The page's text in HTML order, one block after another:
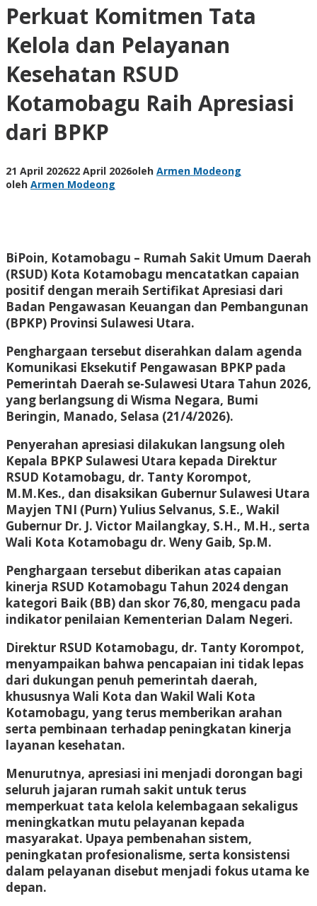
Perkuat Komitmen Tata
Kelola dan Pelayanan
Kesehatan RSUD
Kotamobagu Raih Apresiasi
dari BPKP
21 April 202622 April 2026oleh Armen Modeong
oleh Armen Modeong
BiPoin, Kotamobagu – Rumah Sakit Umum Daerah
(RSUD) Kota Kotamobagu mencatatkan capaian
positif dengan meraih Sertifikat Apresiasi dari
Badan Pengawasan Keuangan dan Pembangunan
(BPKP) Provinsi Sulawesi Utara.
Penghargaan tersebut diserahkan dalam agenda
Komunikasi Eksekutif Pengawasan BPKP pada
Pemerintah Daerah se-Sulawesi Utara Tahun 2026,
yang berlangsung di Wisma Negara, Bumi
Beringin, Manado, Selasa (21/4/2026).
Penyerahan apresiasi dilakukan langsung oleh
Kepala BPKP Sulawesi Utara kepada Direktur
RSUD Kotamobagu, dr. Tanty Korompot,
M.M.Kes., dan disaksikan Gubernur Sulawesi Utara
Mayjen TNI (Purn) Yulius Selvanus, S.E., Wakil
Gubernur Dr. J. Victor Mailangkay, S.H., M.H., serta
Wali Kota Kotamobagu dr. Weny Gaib, Sp.M.
Penghargaan tersebut diberikan atas capaian
kinerja RSUD Kotamobagu Tahun 2024 dengan
kategori Baik (BB) dan skor 76,80, mengacu pada
indikator penilaian Kementerian Dalam Negeri.
Direktur RSUD Kotamobagu, dr. Tanty Korompot,
menyampaikan bahwa pencapaian ini tidak lepas
dari dukungan penuh pemerintah daerah,
khususnya Wali Kota dan Wakil Wali Kota
Kotamobagu, yang terus memberikan arahan
serta pembinaan terhadap peningkatan kinerja
layanan kesehatan.
Menurutnya, apresiasi ini menjadi dorongan bagi
seluruh jajaran rumah sakit untuk terus
memperkuat tata kelola kelembagaan sekaligus
meningkatkan mutu pelayanan kepada
masyarakat. Upaya pembenahan sistem,
peningkatan profesionalisme, serta konsistensi
dalam pelayanan disebut menjadi fokus utama ke
depan.